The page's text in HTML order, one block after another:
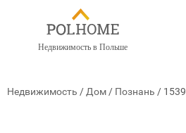
Недвижимость в Польше
Недвижимость / Дом / Познань / 1539